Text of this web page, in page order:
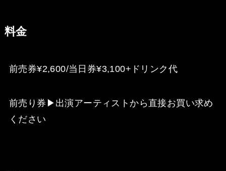
料金
前売券¥2,600/当日券¥3,100+ドリンク代
前売り券▶︎出演アーティストから直接お買い求め
ください